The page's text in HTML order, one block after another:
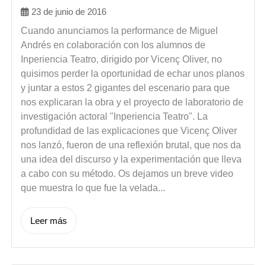
23 de junio de 2016
Cuando anunciamos la performance de Miguel
Andrés en colaboración con los alumnos de
Inperiencia Teatro, dirigido por Vicenç Oliver, no
quisimos perder la oportunidad de echar unos planos
y juntar a estos 2 gigantes del escenario para que
nos explicaran la obra y el proyecto de laboratorio de
investigación actoral "Inperiencia Teatro". La
profundidad de las explicaciones que Vicenç Oliver
nos lanzó, fueron de una reflexión brutal, que nos da
una idea del discurso y la experimentación que lleva
a cabo con su método. Os dejamos un breve video
que muestra lo que fue la velada...
Leer más